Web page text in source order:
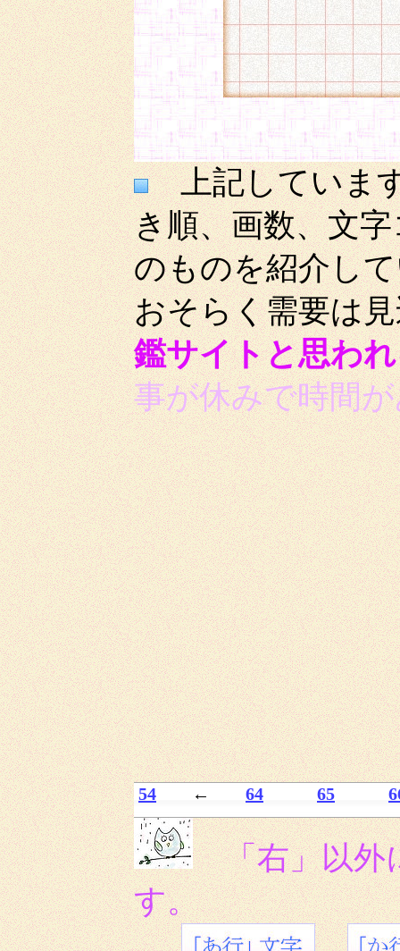
上記しています
き順、画数、文
のものを紹介し
おそらく需要は
鑑サイトと思わ
事が休みで時間
54 ← 64 65
「右」以外
す。